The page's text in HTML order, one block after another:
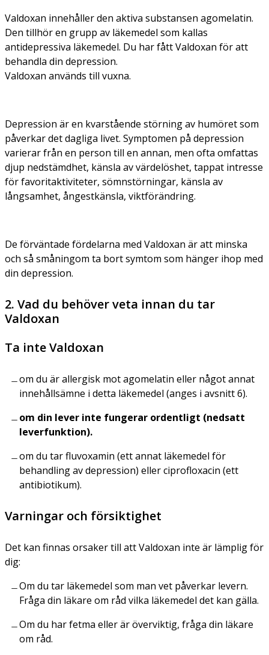
Valdoxan innehåller den aktiva substansen agomelatin.
Den tillhör en grupp av läkemedel som kallas
antidepressiva läkemedel. Du har fått Valdoxan för att
behandla din depression.
Valdoxan används till vuxna.
Depression är en kvarstående störning av humöret som
påverkar det dagliga livet. Symptomen på depression
varierar från en person till en annan, men ofta omfattas
djup nedstämdhet, känsla av värdelöshet, tappat intresse
för favoritaktiviteter, sömnstörningar, känsla av
långsamhet, ångestkänsla, viktförändring.
De förväntade fördelarna med Valdoxan är att minska
och så småningom ta bort symtom som hänger ihop med
din depression.
2. Vad du behöver veta innan du tar
Valdoxan
Ta inte Valdoxan
om du är allergisk mot agomelatin eller något annat
innehållsämne i detta läkemedel (anges i avsnitt 6).
om din lever inte fungerar ordentligt (nedsatt
leverfunktion).
om du tar fluvoxamin (ett annat läkemedel för
behandling av depression) eller ciprofloxacin (ett
antibiotikum).
Varningar och försiktighet
Det kan finnas orsaker till att Valdoxan inte är lämplig för
dig:
Om du tar läkemedel som man vet påverkar levern.
Fråga din läkare om råd vilka läkemedel det kan gälla.
Om du har fetma eller är överviktig, fråga din läkare
om råd.